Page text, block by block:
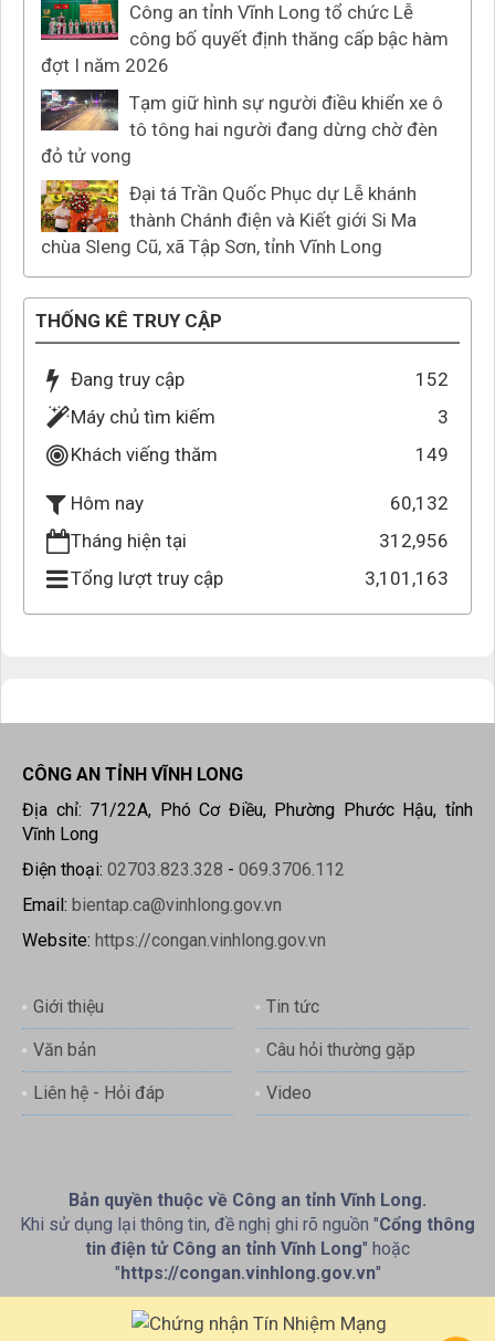
Công an tỉnh Vĩnh Long tổ chức Lễ
công bố quyết định thăng cấp bậc hàm
đợt I năm 2026
Tạm giữ hình sự người điều khiển xe ô
tô tông hai người đang dừng chờ đèn
đỏ tử vong
Đại tá Trần Quốc Phục dự Lễ khánh
thành Chánh điện và Kiết giới Si Ma
chùa Sleng Cũ, xã Tập Sơn, tỉnh Vĩnh Long
THỐNG KÊ TRUY CẬP
Đang truy cập
152
Máy chủ tìm kiếm
3
Khách viếng thăm
149
Hôm nay
60,132
Tháng hiện tại
312,956
Tổng lượt truy cập
3,101,163
CÔNG AN TỈNH VĨNH LONG
Địa chỉ: 71/22A, Phó Cơ Điều, Phường Phước Hậu, tỉnh
Vĩnh Long
Điện thoại: 02703.823.328 - 069.3706.112
Email: bientap.ca@vinhlong.gov.vn
Website: https://congan.vinhlong.gov.vn
Giới thiệu Tin tức
Văn bản Câu hỏi thường gặp
Liên hệ - Hỏi đáp Video
Bản quyền thuộc về Công an tỉnh Vĩnh Long.
Khi sử dụng lại thông tin, đề nghị ghi rõ nguồn "Cổng thông
tin điện tử Công an tỉnh Vĩnh Long" hoặc
"https://congan.vinhlong.gov.vn"